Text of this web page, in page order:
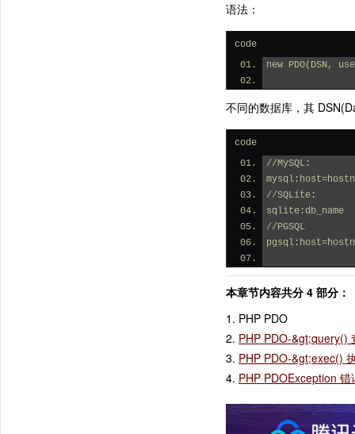
语法：
code
new PDO(DSN,
不同的数据库，其
code
//MySQL:
//SQLite:
sqlite:db_name
//PGSQL
本章节内容共分 4 部分：
1. PHP PDO
2. PHP PDO-&gt;query()
3. PHP PDO-&gt;exec()
4. PHP PDOException 错